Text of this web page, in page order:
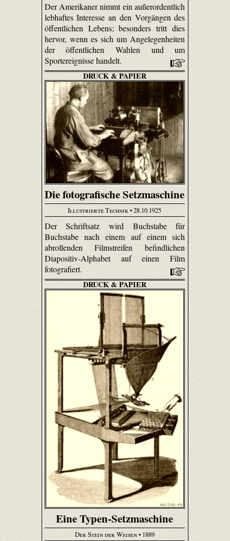
Der Amerikaner nimmt ein außerordentlich
lebhaftes Interesse an den Vorgängen des
öffentlichen Lebens; besonders tritt dies
hervor, wenn es sich um Angelegenheiten
der öffentlichen Wahlen und um
Sportereignisse handelt.
DRUCK & PAPIER
Die fotografische Setzmaschine
Illustrierte Technik• 28.10.1925
Der Schriftsatz wird Buchstabe für
Buchstabe nach einem auf einem sich
abrollenden Filmstreifen befindlichen
Diapositiv-Alphabet auf einen Film
fotografiert.
DRUCK & PAPIER
Eine Typen-Setzmaschine
Der Stein der Weisen• 1889